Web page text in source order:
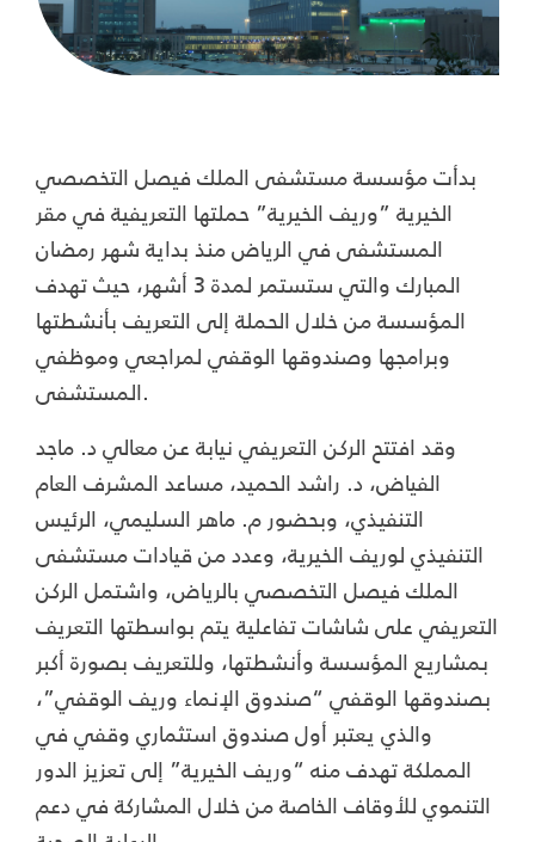
بدأت مؤسسة مستشفى الملك فيصل التخصصي
الخيرية ”وريف الخيرية” حملتها التعريفية في مقر
المستشفى في الرياض منذ بداية شهر رمضان
المبارك والتي ستستمر لمدة 3 أشهر، حيث تهدف
المؤسسة من خلال الحملة إلى التعريف بأنشطتها
وبرامجها وصندوقها الوقفي لمراجعي وموظفي
المستشفى.
وقد افتتح الركن التعريفي نيابة عن معالي د. ماجد
الفياض، د. راشد الحميد، مساعد المشرف العام
التنفيذي، وبحضور م. ماهر السليمي، الرئيس
التنفيذي لوريف الخيرية، وعدد من قيادات مستشفى
الملك فيصل التخصصي بالرياض، واشتمل الركن
التعريفي على شاشات تفاعلية يتم بواسطتها التعريف
بمشاريع المؤسسة وأنشطتها، وللتعريف بصورة أكبر
بصندوقها الوقفي “صندوق الإنماء وريف الوقفي”،
والذي يعتبر أول صندوق استثماري وقفي في
المملكة تهدف منه “وريف الخيرية” إلى تعزيز الدور
التنموي للأوقاف الخاصة من خلال المشاركة في دعم